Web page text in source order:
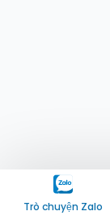
Trò chuyện Zalo